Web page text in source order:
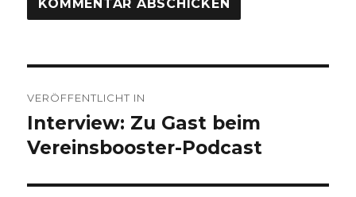
VERÖFFENTLICHT IN
Interview: Zu Gast beim
Vereinsbooster-Podcast